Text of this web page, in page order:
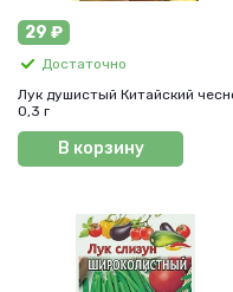
29 ₽
Достаточно
Лук душистый Китайский
0,3 г
В корзину